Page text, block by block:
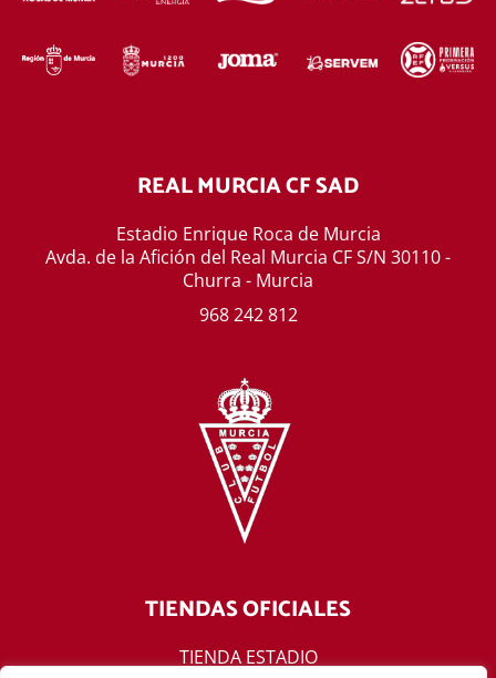
REAL MURCIA CF SAD
Estadio Enrique Roca de Murcia
Avda. de la Afición del Real Murcia CF S/N 30110 -
Churra - Murcia
968 242 812
TIENDAS OFICIALES
TIENDA ESTADIO